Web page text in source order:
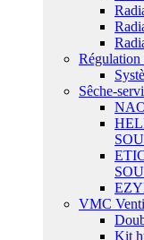
Régulation
Sêche-
VMC
Kit